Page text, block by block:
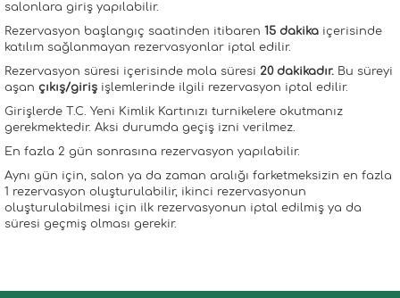
salonlara giriş yapılabilir.
Rezervasyon başlangıç saatinden itibaren 15 dakika içerisinde
katılım sağlanmayan rezervasyonlar iptal edilir.
Rezervasyon süresi içerisinde mola süresi 20 dakikadır. Bu süreyi
aşan çıkış/giriş işlemlerinde ilgili rezervasyon iptal edilir.
Girişlerde T.C. Yeni Kimlik Kartınızı turnikelere okutmanız
gerekmektedir. Aksi durumda geçiş izni verilmez.
En fazla 2 gün sonrasına rezervasyon yapılabilir.
Aynı gün için, salon ya da zaman aralığı farketmeksizin en fazla
1 rezervasyon oluşturulabilir, ikinci rezervasyonun
oluşturulabilmesi için ilk rezervasyonun iptal edilmiş ya da
süresi geçmiş olması gerekir.